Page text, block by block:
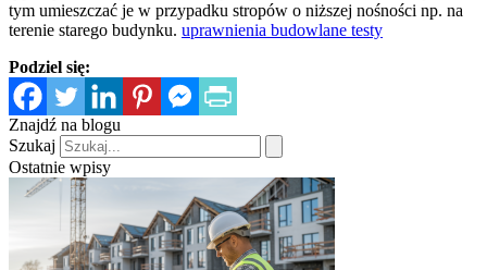
tym umieszczać je w przypadku stropów o niższej nośności np. na
terenie starego budynku. uprawnienia budowlane testy
Podziel się:
Znajdź na blogu
Szukaj
Ostatnie wpisy